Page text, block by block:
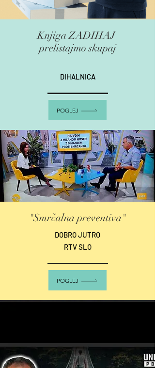
Knjiga ZADIHAJ
prelistajmo skupaj
DIHALNICA
POGLEJ
"Smrčalna preventiva"
DOBRO JUTRO
RTV SLO
POGLEJ